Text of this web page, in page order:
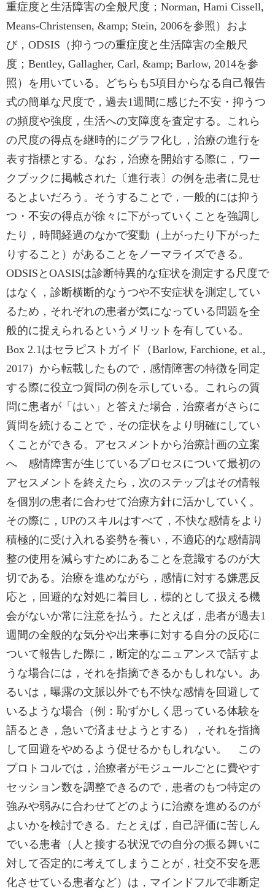
重症度と生活障害の全般尺度；Norman, Hami Cissell,
Means-Christensen, &amp; Stein, 2006を参照）およ
び，ODSIS（抑うつの重症度と生活障害の全般尺
度；Bentley, Gallagher, Carl, &amp; Barlow, 2014を参
照）を用いている。どちらも5項目からなる自己報告
式の簡単な尺度で，過去1週間に感じた不安・抑うつ
の頻度や強度，生活への支障度を査定する。これら
の尺度の得点を継時的にグラフ化し，治療の進行を
表す指標とする。なお，治療を開始する際に，ワー
クブックに掲載された〔進行表〕の例を患者に見せ
るとよいだろう。そうすることで，一般的には抑う
つ・不安の得点が徐々に下がっていくことを強調し
たり，時間経過のなかで変動（上がったり下がった
りすること）があることをノーマライズできる。
ODSISとOASISは診断特異的な症状を測定する尺度で
はなく，診断横断的なうつや不安症状を測定してい
るため，それぞれの患者が気になっている問題を全
般的に捉えられるというメリットを有している。
Box 2.1はセラピストガイド（Barlow, Farchione, et al.,
2017）から転載したもので，感情障害の特徴を同定
する際に役立つ質問の例を示している。これらの質
問に患者が「はい」と答えた場合，治療者がさらに
質問を続けることで，その症状をより明確にしてい
くことができる。アセスメントから治療計画の立案
へ 感情障害が生じているプロセスについて最初の
アセスメントを終えたら，次のステップはその情報
を個別の患者に合わせて治療方針に活かしていく。
その際に，UPのスキルはすべて，不快な感情をより
積極的に受け入れる姿勢を養い，不適応的な感情調
整の使用を減らすためにあることを意識するのが大
切である。治療を進めながら，感情に対する嫌悪反
応と，回避的な対処に着目し，標的として扱える機
会がないか常に注意を払う。たとえば，患者が過去1
週間の全般的な気分や出来事に対する自分の反応に
ついて報告した際に，断定的なニュアンスで話すよ
うな場合には，それを指摘できるかもしれない。あ
るいは，曝露の文脈以外でも不快な感情を回避して
いるような場合（例：恥ずかしく思っている体験を
語るとき，急いで済ませようとする），それを指摘
して回避をやめるよう促せるかもしれない。 この
プロトコルでは，治療者がモジュールごとに費やす
セッション数を調整できるので，患者のもつ特定の
強みや弱みに合わせてどのように治療を進めるのが
よいかを検討できる。たとえば，自己評価に苦しん
でいる患者（人と接する状況での自分の振る舞いに
対して否定的に考えてしまうことが，社交不安を悪
化させている患者など）は，マインドフルで非断定